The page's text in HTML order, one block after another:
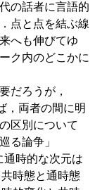
の話者に言語的
点と点を結ぶ線
へも伸びてゆ
ク内のどこかに
だろうが，
，両者の間に明
区別について
る論争」
通時的な次元は
共時態と通時態